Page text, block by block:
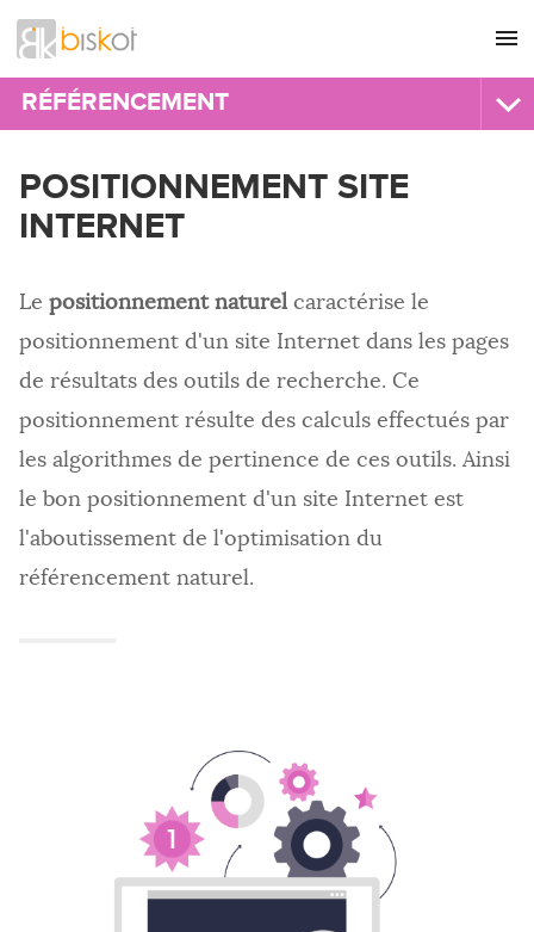
L'agence
Recrutement
Nous contacter
CONSEIL
SITES INTERNET
COMMUNICATION
HÉBERGEMENT
IMPRESSION
RÉFÉRENCEMENT
AGENCE DE RÉFÉRENCEMENT
Référencement professionnel
Référenceur
Suivi
RÉFÉRENCEMENT SITE INTERNET
Référencement manuel
Positionnement
Référencement stratégique
Référencement international
Optimisation de référencement
POSITIONNEMENT SITE
INTERNET
Le positionnement naturel caractérise le
positionnement d'un site Internet dans les pages
de résultats des outils de recherche. Ce
positionnement résulte des calculs effectués par
les algorithmes de pertinence de ces outils. Ainsi
le bon positionnement d'un site Internet est
l'aboutissement de l'optimisation du
référencement naturel.